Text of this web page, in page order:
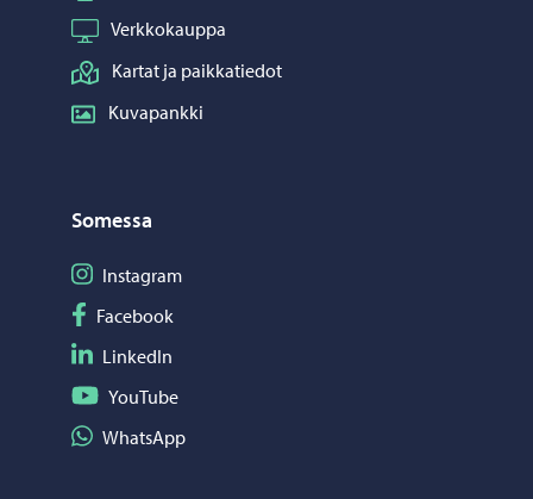
Verkkokauppa
Kartat ja paikkatiedot
Kuvapankki
Somessa
Seuraa Instagram
Instagram
Seuraa Facebook
Facebook
Seuraa LinkedIn
LinkedIn
Seuraa YouTube
YouTube
Jaa WhatsApp
WhatsApp